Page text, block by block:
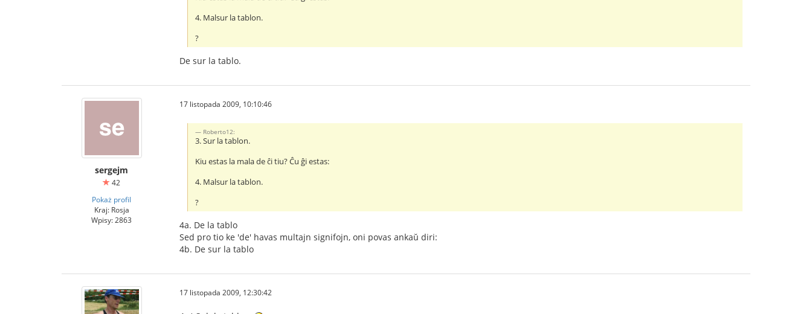
4. Malsur la tablon.
?
De sur la tablo.
sergejm
42
Pokaż profil
Kraj: Rosja
Wpisy: 2863
17 listopada 2009, 10:10:46
Roberto12:
3. Sur la tablon.
Kiu estas la mala de ĉi tiu? Ĉu ĝi estas:
4. Malsur la tablon.
?
4a. De la tablo
Sed pro tio ke 'de' havas multajn signifojn, oni povas ankaŭ diri:
4b. De sur la tablo
17 listopada 2009, 12:30:42